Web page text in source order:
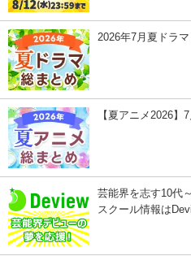
2026年7月夏ドラ
【夏アニメ2026】
芸能界を志す10代
スクール情報は